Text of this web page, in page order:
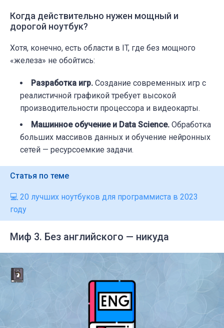
Когда действительно нужен мощный и
дорогой ноутбук?
Хотя, конечно, есть области в IT, где без мощного
«железа» не обойтись:
Разработка игр. Создание современных игр с
реалистичной графикой требует высокой
производительности процессора и видеокарты.
Машинное обучение и Data Science. Обработка
больших массивов данных и обучение нейронных
сетей — ресурсоемкие задачи.
Статья по теме
💻 20 лучших ноутбуков для программиста в 2023
году
Миф 3. Без английского — никуда